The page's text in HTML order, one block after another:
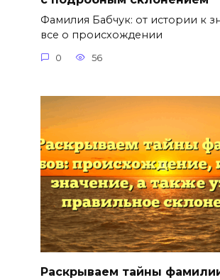
Фамилия Бабчук: от истории к
все о происхождении
0 56
Раскрываем тайны